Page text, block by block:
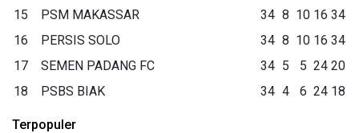
15
PSM MAKASSAR 34 8 10 16 34
16
PERSIS SOLO 34 8 10 16 34
17
SEMEN PADANG FC 34 5 5 24 20
18
PSBS BIAK 34 4 6 24 18
Terpopuler